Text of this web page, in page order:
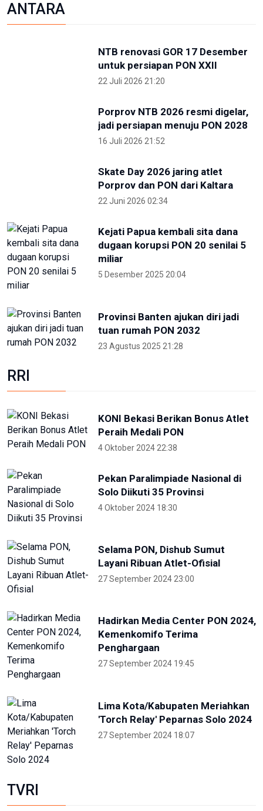
ANTARA
NTB renovasi GOR 17 Desember
untuk persiapan PON XXII
22 Juli 2026 21:20
Porprov NTB 2026 resmi digelar,
jadi persiapan menuju PON 2028
Skate Day 2026 jaring atlet
Porprov dan PON dari Kaltara
Kejati Papua kembali sita dana
dugaan korupsi PON 20 senilai 5
Provinsi Banten ajukan diri jadi
tuan rumah PON 2032
RRI
KONI Bekasi Berikan Bonus Atlet
Peraih Medali PON
Pekan Paralimpiade Nasional di
Solo Diikuti 35 Provinsi
Selama PON, Dishub Sumut
Layani Ribuan Atlet-Ofisial
Hadirkan Media Center PON 2024,
Kemenkomifo Terima
Penghargaan
Lima Kota/Kabupaten Meriahkan
'Torch Relay' Peparnas Solo 2024